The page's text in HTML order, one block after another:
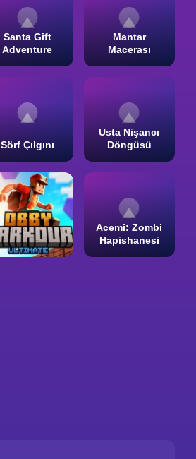
Santa Gift
Adventure
Mantar
Macerası
Sörf Çılgını
Usta Nişancı
Döngüsü
Acemi: Zombi
Hapishanesi